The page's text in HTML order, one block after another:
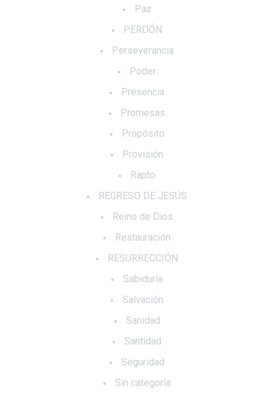
Paz
PERDÓN
Perseverancia
Poder
Presencia
Promesas
Propósito
Provisión
Rapto
REGRESO DE JESÚS
Reino de Dios
Restauración
RESURRECCIÓN
Sabiduría
Salvación
Sanidad
Santidad
Seguridad
Sin categoría